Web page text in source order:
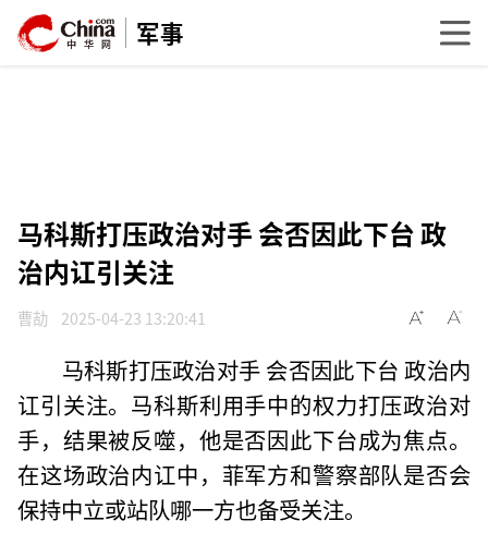
军事
马科斯打压政治对手 会否因此下台 政
治内讧引关注
曹劼 2025-04-23 13:20:41
马科斯打压政治对手 会否因此下台 政治内
讧引关注。马科斯利用手中的权力打压政治对
手，结果被反噬，他是否因此下台成为焦点。
在这场政治内讧中，菲军方和警察部队是否会
保持中立或站队哪一方也备受关注。